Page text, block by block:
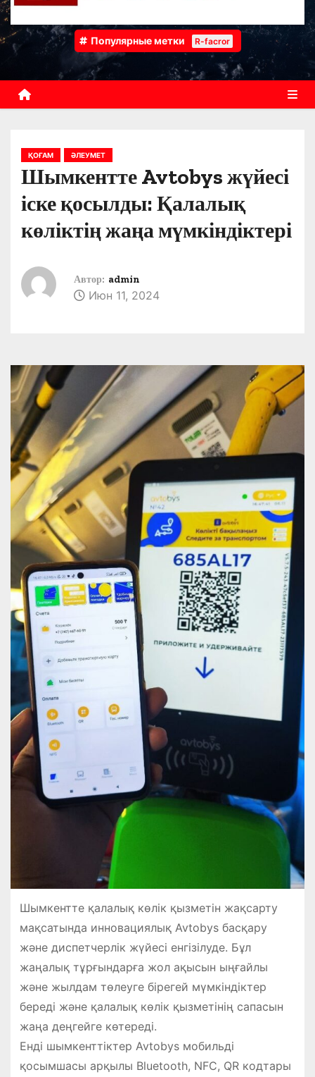
Популярные метки R-facror
ҚОҒАМ ӘЛЕУМЕТ
Шымкентте Avtobys жүйесі
іске қосылды: Қалалық
көліктің жаңа мүмкіндіктері
Автор: admin
Июн 11, 2024
Шымкентте қалалық көлік қызметін жақсарту
мақсатында инновациялық Avtobys басқару
және диспетчерлік жүйесі енгізілуде. Бұл
жаңалық тұрғындарға жол ақысын ыңғайлы
және жылдам төлеуге бірегей мүмкіндіктер
береді және қалалық көлік қызметінің сапасын
жаңа деңгейге көтереді.
Енді шымкенттіктер Avtobys мобильді
қосымшасы арқылы Bluetooth, NFC, QR кодтары